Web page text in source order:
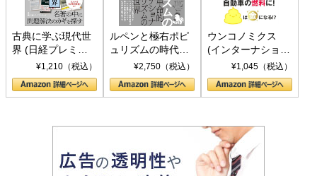
古典に学ぶ現代世
界 (日経プレミア
シリーズ)¥1,210（税込）
ルペンと極右ポピ
ュリズムの時代：
〈ヤヌス〉の二つ
の顔
¥2,750（税込）
ウンコノミクス
(インターナショナ
ル新書)¥1,045（税込）